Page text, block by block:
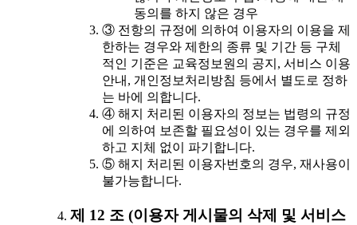
동의를 하지 않은 경우
③ 전항의 규정에 의하여 이용자의 이용을 제
한하는 경우와 제한의 종류 및 기간 등 구체
적인 기준은 교육정보원의 공지, 서비스 이용
안내, 개인정보처리방침 등에서 별도로 정하
는 바에 의합니다.
④ 해지 처리된 이용자의 정보는 법령의 규정
에 의하여 보존할 필요성이 있는 경우를 제외
하고 지체 없이 파기합니다.
⑤ 해지 처리된 이용자번호의 경우, 재사용이
불가능합니다.
제 12 조 (이용자 게시물의 삭제 및 서비스